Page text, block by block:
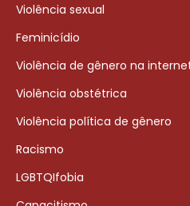
Violência sexual
Feminicídio
Violência de gênero na
Violência obstétrica
Violência política de gênero
Racismo
LGBTQIfobia